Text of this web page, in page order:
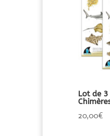
Lot de 3
20,00€